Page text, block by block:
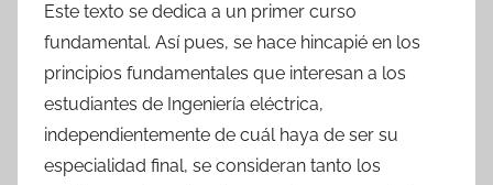
Este texto se dedica a un primer curso
fundamental. Así pues, se hace hincapié en los
principios fundamentales que interesan a los
estudiantes de Ingeniería eléctrica,
independientemente de cuál haya de ser su
especialidad final, se consideran tanto los